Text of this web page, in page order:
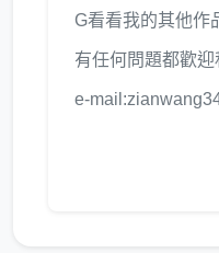
G看看我的其他作
有任何問題都歡迎
e-